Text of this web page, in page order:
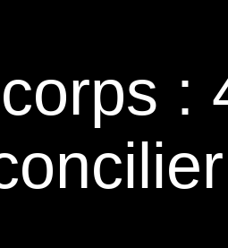
: